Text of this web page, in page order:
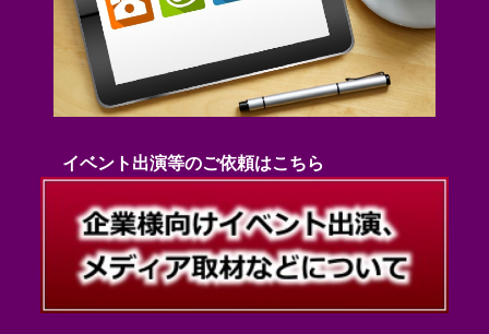
イベント出演等のご依頼はこちら